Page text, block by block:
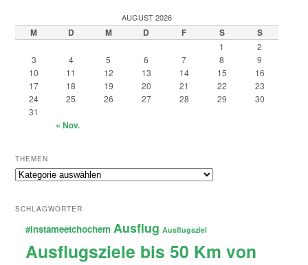
AUGUST 2026
M D M D F S S
1
2
3
4 5 6 7 8
9
10
11 12 13 14 15
16
17
18 19 20 21 22
23
24
25 26 27 28 29
30
31
« Nov.
THEMEN
Themen
SCHLAGWÖRTER
#instameetchochem Ausflug Ausflugsziel
Ausflugsziele bis 50 Km von